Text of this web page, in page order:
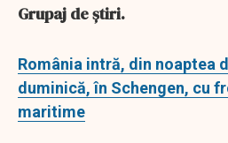
Grupaj de ştiri.
România intră, din noaptea
duminică, în Schengen, cu
maritime